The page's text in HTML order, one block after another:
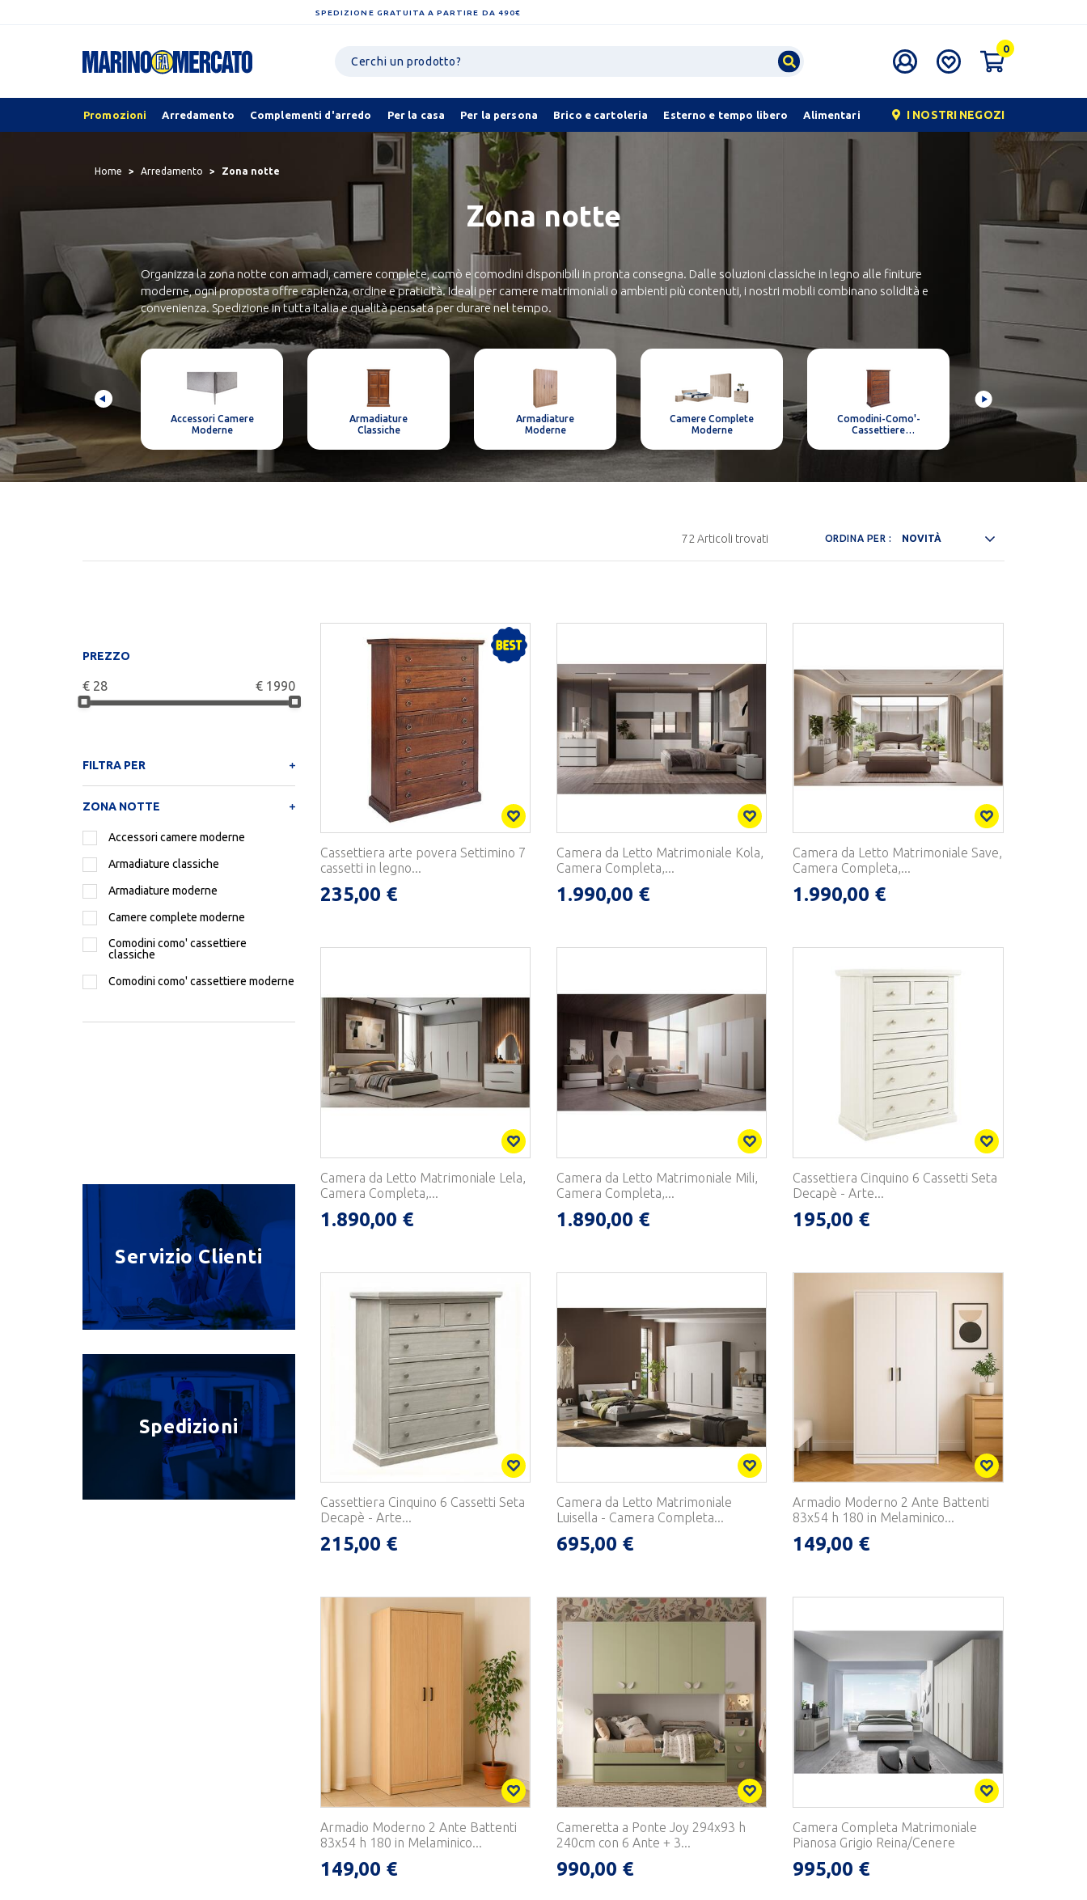
SPEDIZIONE GRATUITA A PARTIRE DA 490€
0
Promozioni Arredamento Complementi d'arredo Per la casa Per la persona Brico e cartoleria Esterno e tempo libero Alimentari I NOSTRI NEGOZI
Home Arredamento Zona notte
Zona notte
Organizza la zona notte con armadi, camere complete, comò e comodini disponibili in pronta consegna. Dalle soluzioni classiche in legno alle finiture
moderne, ogni proposta offre capienza, ordine e praticità. Ideali per camere matrimoniali o ambienti più contenuti, i nostri mobili combinano solidità e
convenienza. Spedizione in tutta Italia e qualità pensata per durare nel tempo.
Moderne
Accessori Camere
Moderne
Armadiature
Classiche
Armadiature
Moderne
Camere Complete
Moderne
Comodini-Como'-
Cassettiere
Comodini-Como'-
Cassettiere
72 Articoli trovati ORDINA PER :
PREZZO
€ 28 €1990
FILTRA PER
ZONA NOTTE
Accessori camere moderne
Armadiature classiche
Armadiature moderne
Camere complete moderne
Comodini como' cassettiere
classiche
Comodini como' cassettiere moderne
Servizio Clienti
Spedizioni
Cassettiera arte povera Settimino 7
cassetti in legno...
235,00 €
Camera da Letto Matrimoniale Kola,
Camera Completa,...
1.990,00 €
Camera da Letto Matrimoniale Save,
Camera Completa,...
1.990,00 €
Camera da Letto Matrimoniale Lela,
Camera Completa,...
1.890,00 €
Camera da Letto Matrimoniale Mili,
Camera Completa,...
1.890,00 €
Cassettiera Cinquino 6 Cassetti Seta
Decapè - Arte...
195,00 €
Cassettiera Cinquino 6 Cassetti Seta
Decapè - Arte...
215,00 €
Camera da Letto Matrimoniale
Luisella - Camera Completa...
695,00 €
Armadio Moderno 2 Ante Battenti
83x54 h 180 in Melaminico...
149,00 €
Armadio Moderno 2 Ante Battenti
83x54 h 180 in Melaminico...
149,00 €
Cameretta a Ponte Joy 294x93 h
240cm con 6 Ante + 3...
990,00 €
Camera Completa Matrimoniale
Pianosa Grigio Reina/Cenere
995,00 €